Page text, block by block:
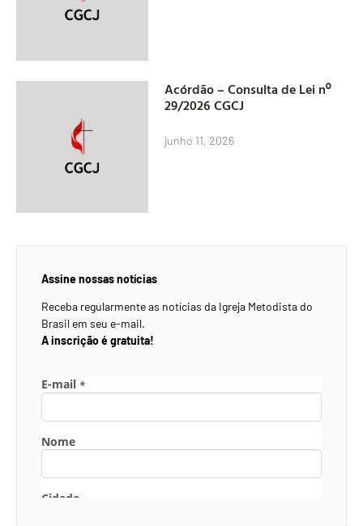
Acórdão – Consulta de Lei nº
29/2026 CGCJ
junho 11, 2026
Assine nossas notícias
Receba regularmente as notícias da Igreja Metodista do
Brasil em seu e-mail.
A inscrição é gratuita!